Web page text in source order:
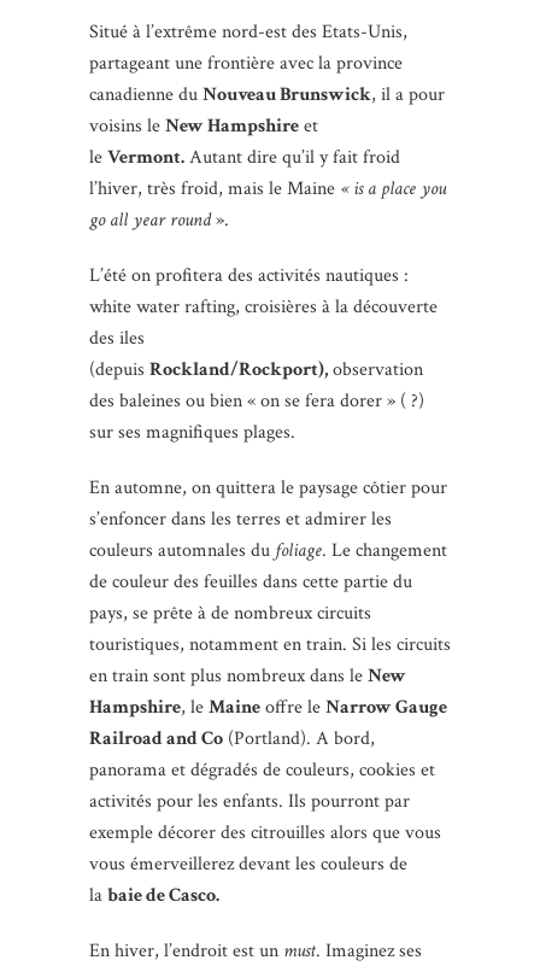
Situé à l’extrême nord-est des Etats-Unis,
partageant une frontière avec la province
canadienne duNouveau Brunswick, il a pour
voisins leNew Hampshireet
leVermont.Autant dire qu’il y fait froid
l’hiver, très froid, mais le Maine « is a place you
go all year round».
L’été on profitera des activités nautiques :
white water rafting, croisières à la découverte
des iles
(depuis Rockland/Rockport),observation
des baleines ou bien « on se fera dorer » ( ?)
sur ses magnifiques plages.
En automne, on quittera le paysage côtier pour
s’enfoncer dans les terres et admirer les
couleurs automnales du foliage. Le changement
de couleur des feuilles dans cette partie du
pays, se prête à de nombreux circuits
touristiques, notamment en train. Si les circuits
en train sont plus nombreux dans leNew
Hampshire, leMaineoffre leNarrow Gauge
Railroad and Co (Portland). A bord,
panorama et dégradés de couleurs, cookies et
activités pour les enfants. Ils pourront par
exemple décorer des citrouilles alors que vous
vous émerveillerez devant les couleurs de
labaie de Casco.
En hiver, l’endroit est un must. Imaginez ses